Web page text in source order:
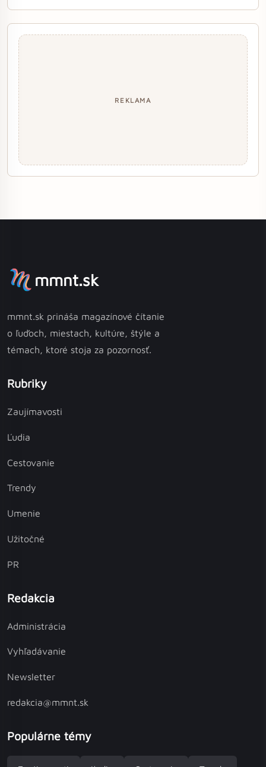
REKLAMA
mmnt.sk
mmnt.sk prináša magazínové čítanie
o ľuďoch, miestach, kultúre, štýle a
témach, ktoré stoja za pozornosť.
Rubriky
Zaujímavosti
Ľudia
Cestovanie
Trendy
Umenie
Užitočné
PR
Redakcia
Administrácia
Vyhľadávanie
Newsletter
redakcia@mmnt.sk
Populárne témy